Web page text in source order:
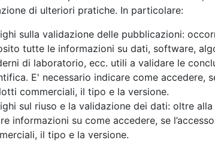
di ulteriori pratiche. In particolare:
sulla validazione delle pubblicazioni:
tutte le informazioni su dati, software,
di laboratorio, ecc. utili a validare le
E' necessario indicare come accedere,
commerciali, il tipo e la versione.
sul riuso e la validazione dei dati: oltre alla
informazioni su come accedere, se
il tipo e la versione.